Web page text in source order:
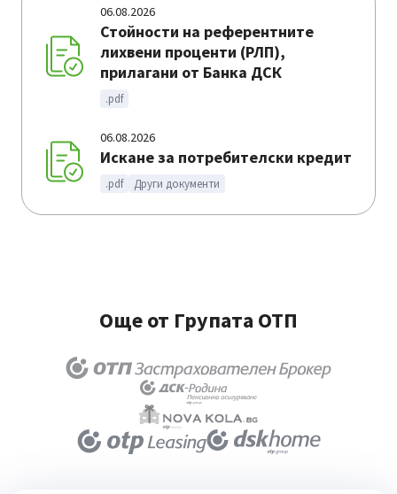
06.08.2026
Стойности на референтните
лихвени проценти (РЛП),
прилагани от Банка ДСК
.pdf
06.08.2026
Искане за потребителски кредит
.pdf Други документи
Още от Групата ОТП